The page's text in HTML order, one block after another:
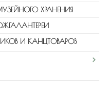
ХРАНЕНИЯ
И КАНЦТОВАРОВ